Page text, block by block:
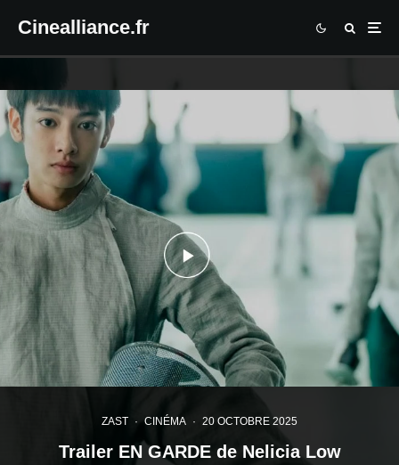
Cinealliance.fr
ZAST · CINÉMA · 20 OCTOBRE 2025
Trailer EN GARDE de Nelicia Low